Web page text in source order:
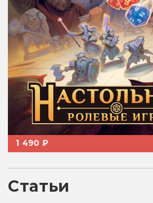
1 490 ₽
Статьи